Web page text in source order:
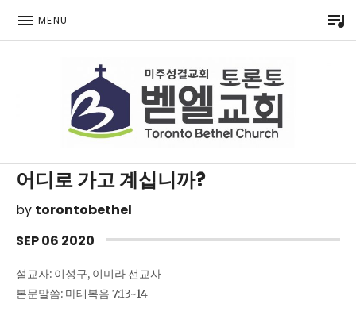
MENU
어디로 가고 계십니까?
by torontobethel
SEP06 2020
설교자: 이성구, 이미라 선교사
본문말씀: 마태복음 7:13~14